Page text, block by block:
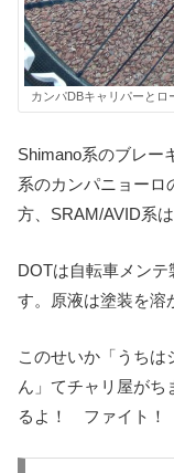
カンパDBキャリパーとロ
Shimano系のブレー
系のカンパニョーロ
方、SRAM/AVID系は
DOTは自転車メン
す。原液は塗装を溶
このせいか「うちは
ん」てチャリ屋がち
るよ！ ファイト！